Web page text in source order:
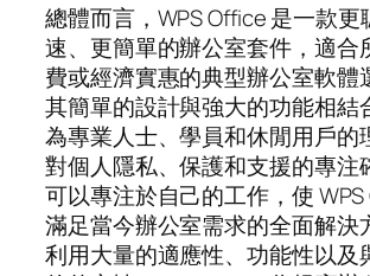
總體而言，WPS Office 是一款
速、更簡單的辦公室套件，適合
費或經濟實惠的典型辦公室軟體
其簡單的設計與強大的功能相結
為專業人士、學員和休閒用戶的
對個人隱私、保護和支援的專注
可以專注於自己的工作，使
滿足當今辦公室需求的全面解決
利用大量的適應性、功能性以及